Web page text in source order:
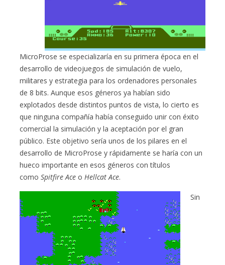
MicroProse se especializaría en su primera época en el
desarrollo de videojuegos de simulación de vuelo,
militares y estrategia para los ordenadores personales
de 8 bits. Aunque esos géneros ya habían sido
explotados desde distintos puntos de vista, lo cierto es
que ninguna compañía había conseguido unir con éxito
comercial la simulación y la aceptación por el gran
público. Este objetivo sería unos de los pilares en el
desarrollo de MicroProse y rápidamente se haría con un
hueco importante en esos géneros con títulos
comoSpitfire Ace o Hellcat Ace.
Sin